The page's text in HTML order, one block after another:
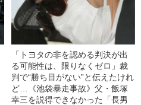
「トヨタの非を認める判決が出
る可能性は、限りなくゼロ」裁
判で“勝ち目がない”と伝えたけれ
ど…《池袋暴走事故》父・飯塚
幸三を説得できなかった「長男